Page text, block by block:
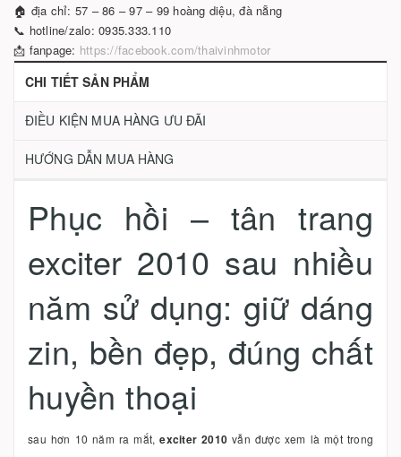
🏠 địa chỉ: 57 – 86 – 97 – 99 hoàng diệu, đà nẵng
📞 hotline/zalo: 0935.333.110
📩 fanpage: https://facebook.com/thaivinhmotor
CHI TIẾT SẢN PHẨM
ĐIỀU KIỆN MUA HÀNG ƯU ĐÃI
HƯỚNG DẪN MUA HÀNG
Phục hồi – tân trang
exciter 2010 sau nhiều
năm sử dụng: giữ dáng
zin, bền đẹp, đúng chất
huyền thoại
sau hơn 10 năm ra mắt,exciter 2010 vẫn được xem là một trong